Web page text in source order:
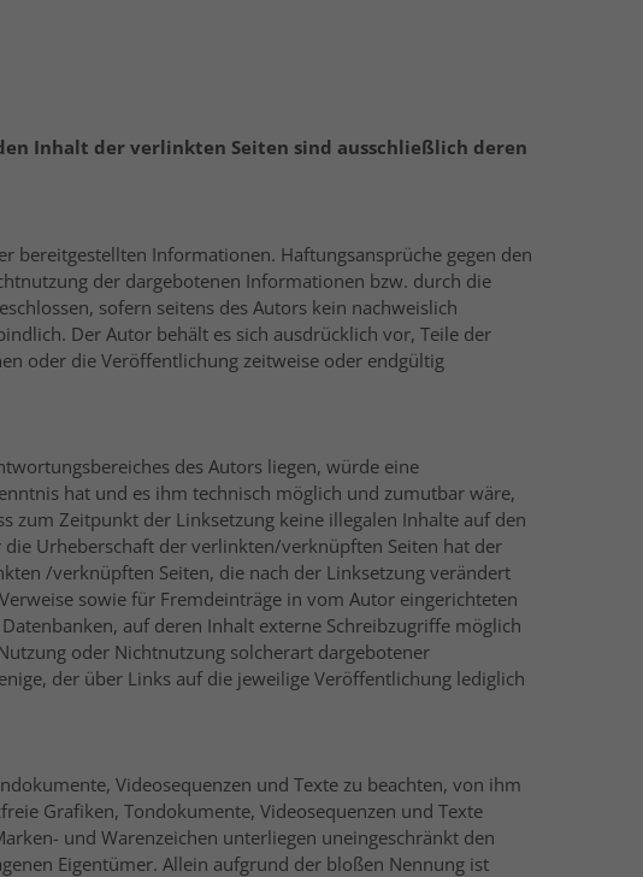
Inhalt der verlinkten Seiten sind ausschließlich deren
Informationen. Haftungsansprüche gegen den
der dargebotenen Informationen bzw. durch die
sofern seitens des Autors kein nachweislich
Der Autor behält es sich ausdrücklich vor, Teile der
oder die Veröffentlichung zeitweise oder endgültig
des Autors liegen, würde eine
hat und es ihm technisch möglich und zumutbar wäre,
Zeitpunkt der Linksetzung keine illegalen Inhalte auf den
Urheberschaft der verlinkten/verknüpften Seiten hat der
/verknüpften Seiten, die nach der Linksetzung verändert
sowie für Fremdeinträge in vom Autor eingerichteten
auf deren Inhalt externe Schreibzugriffe möglich
oder Nichtnutzung solcherart dargebotener
der über Links auf die jeweilige Veröffentlichung lediglich
Videosequenzen und Texte zu beachten, von ihm
Grafiken, Tondokumente, Videosequenzen und Texte
und Warenzeichen unterliegen uneingeschränkt den
Eigentümer. Allein aufgrund der bloßen Nennung ist